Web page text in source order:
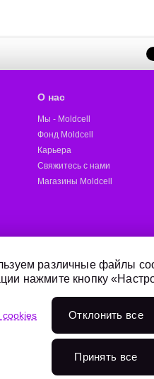
О нас
Мы - Moldcell
Фонд Moldcell
Карьера
Свяжитесь с нами
Магазины Moldcell
Онлайн
различные файлы
нажмите кнопку
cookies Отклонить всe
Принять все